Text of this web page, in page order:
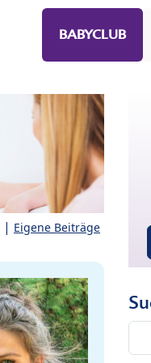
BABYCLUB
| Eigene Beiträge